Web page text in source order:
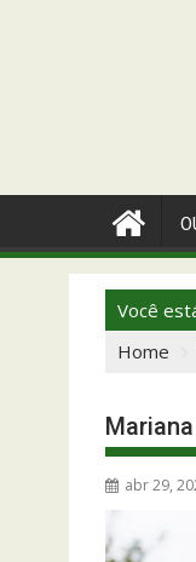
Você
Home
abr 29,